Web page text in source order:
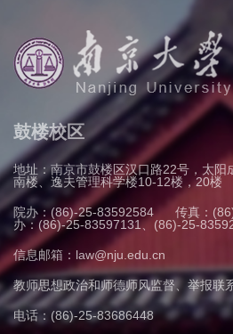
鼓楼校区
地址：南京市鼓楼区汉口路22号，太阳
南楼、逸夫管理科学楼10-12楼，20楼
院办：(86)-25-83592584 传真：
办：(86)-25-83597131、(86)-25-
信息邮箱：law@nju.edu.cn
教师思想政治和师德师风监督、举报联
电话：(86)-25-83686448